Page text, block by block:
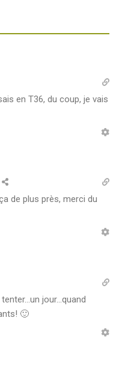
en T36, du coup, je vais
de plus près, merci du
jour…quand
🙂